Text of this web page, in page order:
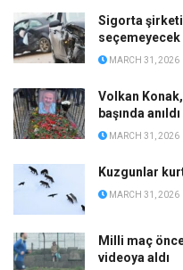
Sigorta
seçemeyecek
MARCH 31, 2026
Volkan
başında anıldı
MARCH 31, 2026
Kuzgunlar
MARCH 31, 2026
Milli maç
videoya aldı